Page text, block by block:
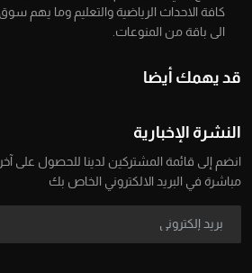
كافة الاحداث الرياضية والتعليم وما يهم
الى باقة من المنوعات.
قد يهمك أيضا
النشرة الإخبارية
انضم إلى قائمة المشتركين لدينا للحصول على
مباشرة في البريد الالكتروني الخاص بك